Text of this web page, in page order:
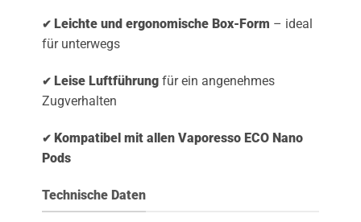
✔ Leichte und ergonomische Box-Form – ideal
für unterwegs
✔ Leise Luftführungfür ein angenehmes
Zugverhalten
✔ Kompatibel mit allen Vaporesso ECO Nano
Pods
Technische Daten